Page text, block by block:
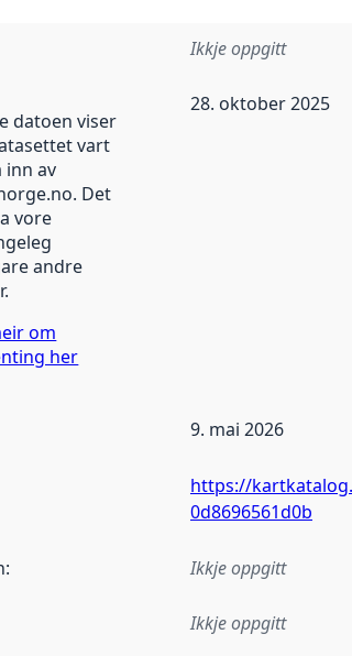
Ikkje oppgitt
datoen viser
vart
inn av
Det
vore
andre
om
her
28. oktober 2025
9. mai 2026
https://
0d8696561d0b
: Ikkje oppgitt
Ikkje oppgitt